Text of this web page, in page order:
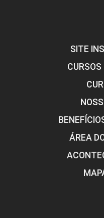
Os Legados
SITE
ÁREA